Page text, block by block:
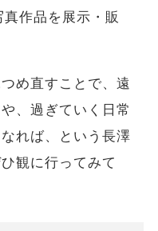
真作品を展示・販
め直すことで、遠
、過ぎていく日常
れば、という長澤
観に行ってみて